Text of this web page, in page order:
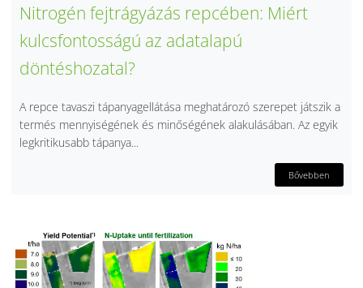
Nitrogén fejtrágyázás repcében: Miért
kulcsfontosságú az adatalapú
döntéshozatal?
A repce tavaszi tápanyagellátása meghatározó szerepet játszik a
termés mennyiségének és minőségének alakulásában. Az egyik
legkritikusabb tápanya...
Bővebben